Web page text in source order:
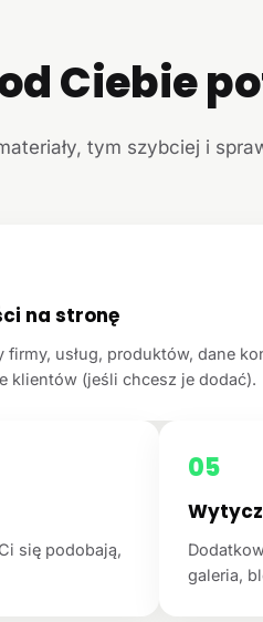
Ciebie
tym szybciej i
na stronę
firmy, usług, produktów, dane
klientów (jeśli chcesz je dodać).
się podobają,
05
galeria,